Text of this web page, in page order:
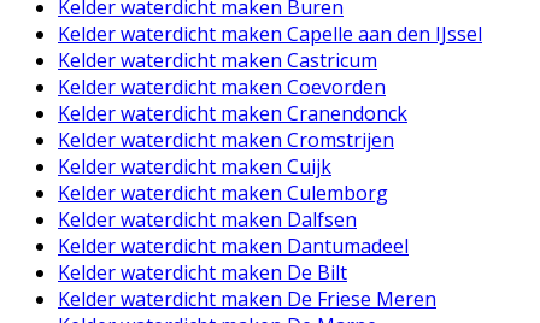
Kelder waterdicht maken Buren
Kelder waterdicht maken Capelle aan den IJssel
Kelder waterdicht maken Castricum
Kelder waterdicht maken Coevorden
Kelder waterdicht maken Cranendonck
Kelder waterdicht maken Cromstrijen
Kelder waterdicht maken Cuijk
Kelder waterdicht maken Culemborg
Kelder waterdicht maken Dalfsen
Kelder waterdicht maken Dantumadeel
Kelder waterdicht maken De Bilt
Kelder waterdicht maken De Friese Meren